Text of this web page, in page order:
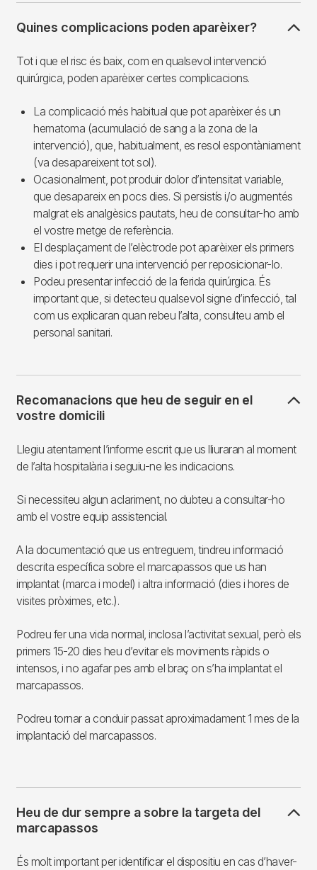
Quines complicacions poden aparèixer?
Tot i que el risc és baix, com en qualsevol intervenció
quirúrgica, poden aparèixer certes complicacions.
La complicació més habitual que pot aparèixer és un
hematoma (acumulació de sang a la zona de la
intervenció), que, habitualment, es resol espontàniament
(va desapareixent tot sol).
Ocasionalment, pot produir dolor d’intensitat variable,
que desapareix en pocs dies. Si persistís i/o augmentés
malgrat els analgèsics pautats, heu de consultar-ho amb
el vostre metge de referència.
El desplaçament de l’elèctrode pot aparèixer els primers
dies i pot requerir una intervenció per reposicionar-lo.
Podeu presentar infecció de la ferida quirúrgica. És
important que, si detecteu qualsevol signe d’infecció, tal
com us explicaran quan rebeu l’alta, consulteu amb el
personal sanitari.
Recomanacions que heu de seguir en el
vostre domicili
Llegiu atentament l’informe escrit que us lliuraran al moment
de l’alta hospitalària i seguiu-ne les indicacions.
Si necessiteu algun aclariment, no dubteu a consultar-ho
amb el vostre equip assistencial.
A la documentació que us entreguem, tindreu informació
descrita específica sobre el marcapassos que us han
implantat (marca i model) i altra informació (dies i hores de
visites pròximes, etc.).
Podreu fer una vida normal, inclosa l’activitat sexual, però els
primers 15-20 dies heu d’evitar els moviments ràpids o
intensos, i no agafar pes amb el braç on s’ha implantat el
marcapassos.
Podreu tornar a conduir passat aproximadament 1 mes de la
implantació del marcapassos.
Heu de dur sempre a sobre la targeta del
marcapassos
És molt important per identificar el dispositiu en cas d’haver-